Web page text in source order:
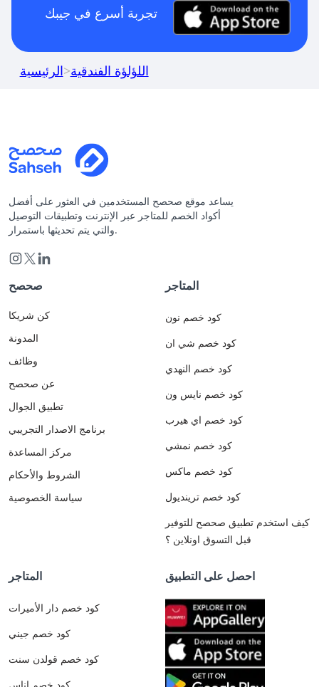
تجربة أسرع في جيبك
الرئيسية>اللؤلؤة الفندقية
يساعد موقع صحصح المستخدمين في العثور على أفضل
أكواد الخصم للمتاجر عبر الإنترنت وتطبيقات التوصيل
والتي يتم تحديثها باستمرار.
صحصح
كن شريكا
المدونة
وظائف
عن صحصح
تطبيق الجوال
برنامج الاصدار التجريبي
مركز المساعدة
الشروط والأحكام
سياسة الخصوصية
المتاجر
كود خصم نون
كود خصم شي ان
كود خصم النهدي
كود خصم نايس ون
كود خصم اي هيرب
كود خصم نمشي
كود خصم ماكس
كود خصم ترينديول
كيف استخدم تطبيق صحصح للتوفير
قبل التسوق اونلاين ؟
المتاجر
كود خصم دار الأميرات
كود خصم جيني
كود خصم قولدن سنت
احصل على التطبيق